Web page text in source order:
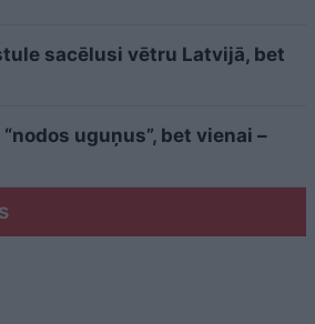
sacēlusi vētru Latvijā, bet
uguņus”, bet vienai –